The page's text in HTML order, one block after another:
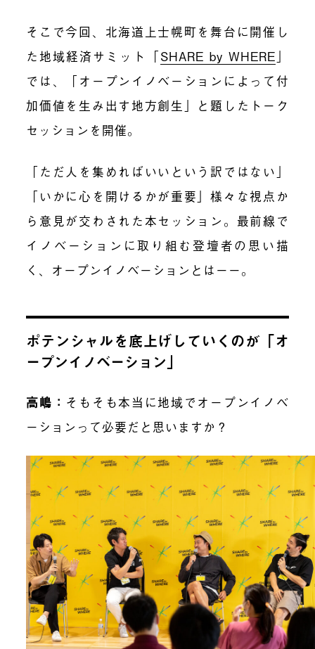
そこで今回、北海道上士幌町を舞台に開催し
た地域経済サミット「SHARE by WHERE 」
では、「オープンイノベーションによって付
加価値を生み出す地方創生」と題したトーク
セッションを開催。
「ただ人を集めればいいという訳ではない」
「いかに心を開けるかが重要」様々な視点か
ら意見が交わされた本セッション。最前線で
イノベーションに取り組む登壇者の思い描
く、オープンイノベーションとはーー。
ポテンシャルを底上げしていくのが「オ
ープンイノベーション」
高嶋 ： そもそも本当に地域でオープンイノベ
ーションって必要だと思いますか？